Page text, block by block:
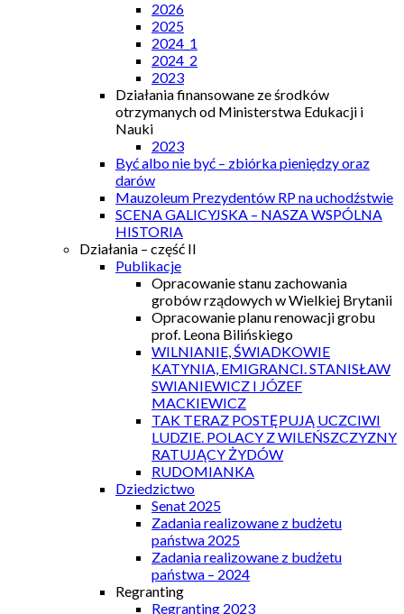
2026
2025
2024_1
2024_2
2023
Działania finansowane ze środków
otrzymanych od Ministerstwa Edukacji i
Nauki
2023
Być albo nie być – zbiórka pieniędzy oraz
darów
Mauzoleum Prezydentów RP na uchodźstwie
SCENA GALICYJSKA – NASZA WSPÓLNA
HISTORIA
Działania – część II
Publikacje
Opracowanie stanu zachowania
grobów rządowych w Wielkiej Brytanii
Opracowanie planu renowacji grobu
prof. Leona Bilińskiego
WILNIANIE, ŚWIADKOWIE
KATYNIA, EMIGRANCI. STANISŁAW
SWIANIEWICZ I JÓZEF
MACKIEWICZ
TAK TERAZ POSTĘPUJĄ UCZCIWI
LUDZIE. POLACY Z WILEŃSZCZYZNY
RATUJĄCY ŻYDÓW
RUDOMIANKA
Dziedzictwo
Senat 2025
Zadania realizowane z budżetu
państwa 2025
Zadania realizowane z budżetu
państwa – 2024
Regranting
Regranting 2023